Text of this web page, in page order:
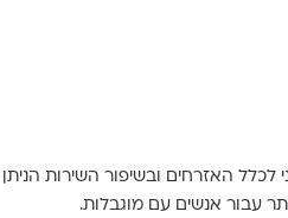
עבור אנשים עם מוגבלות.